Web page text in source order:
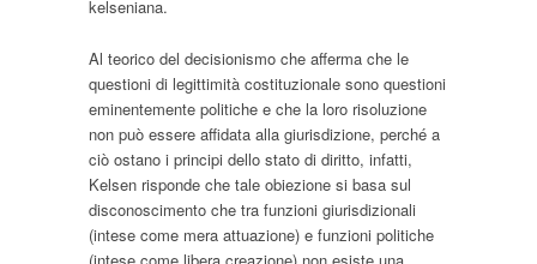
kelseniana.
Al teorico del decisionismo che afferma che le
questioni di legittimità costituzionale sono questioni
eminentemente politiche e che la loro risoluzione
non può essere affidata alla giurisdizione, perché a
ciò ostano i principi dello stato di diritto, infatti,
Kelsen risponde che tale obiezione si basa sul
disconoscimento che tra funzioni giurisdizionali
(intese come mera attuazione) e funzioni politiche